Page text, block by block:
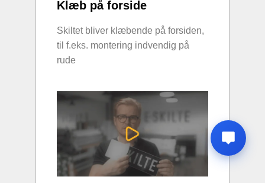
Klæb på forside
Skiltet bliver klæbende på forsiden,
til f.eks. montering indvendig på
rude